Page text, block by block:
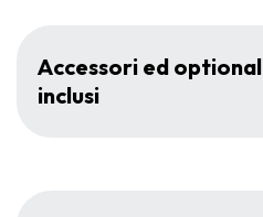
Accessori ed optional
inclusi